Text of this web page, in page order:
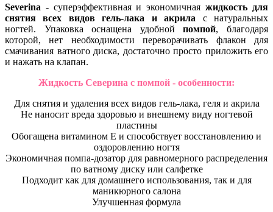
Severina - суперэффективная и экономичнаяжидкость для
снятия всех видов гель-лака и акрила с натуральных
ногтей. Упаковка оснащена удобнойпомпой, благодаря
которой, нет необходимости переворачивать флакон для
смачивания ватного диска, достаточно просто приложить его
и нажать на клапан.
Жидкость Северина с помпой - особенности:
Для снятия и удаления всех видов гель-лака, геля и акрила
Не наносит вреда здоровью и внешнему виду ногтевой
пластины
Обогащена витамином Е и способствует восстановлению и
оздоровлению ногтя
Экономичная помпа-дозатор для равномерного распределения
по ватному диску или салфетке
Подходит как для домашнего использования, так и для
маникюрного салона
Улучшенная формула